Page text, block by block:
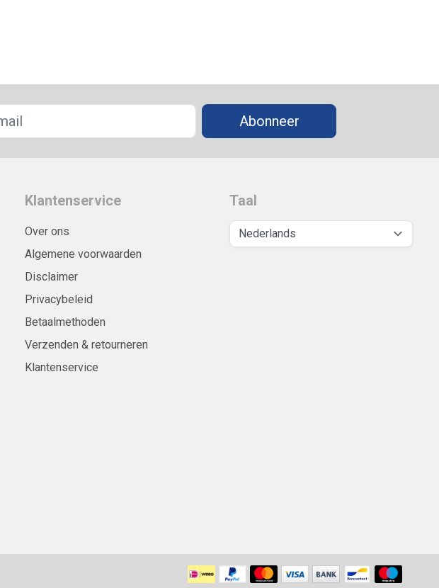
Abonneer
Klantenservice
Over ons
Algemene voorwaarden
Disclaimer
Privacybeleid
Betaalmethoden
Verzenden & retourneren
Klantenservice
Taal